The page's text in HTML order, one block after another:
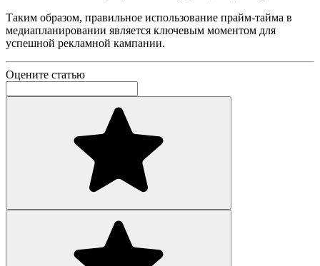
Таким образом, правильное использование прайм-тайма в
медиапланировании является ключевым моментом для
успешной рекламной кампании.
Оцените статью